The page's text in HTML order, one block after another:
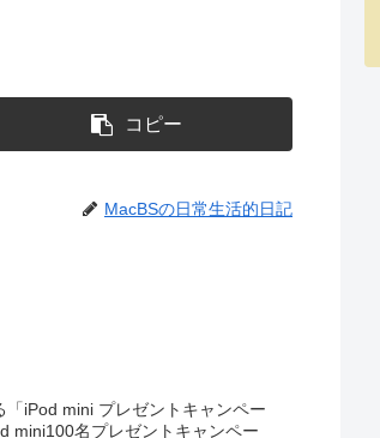
コピー
MacBSの日常生活的日記
iPod mini プレゼントキャンペー
mini100名プレゼントキャンペー